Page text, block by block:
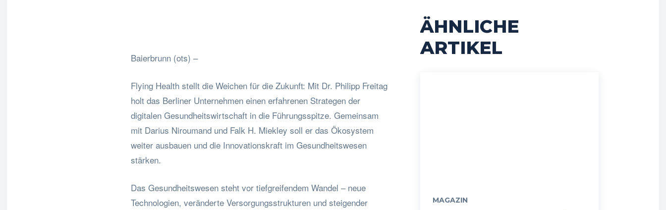
WhatsApp
Baierbrunn (ots) –
Flying Health stellt die Weichen für die Zukunft: Mit Dr. Philipp Freitag
holt das Berliner Unternehmen einen erfahrenen Strategen der
digitalen Gesundheitswirtschaft in die Führungsspitze. Gemeinsam
mit Darius Niroumand und Falk H. Miekley soll er das Ökosystem
weiter ausbauen und die Innovationskraft im Gesundheitswesen
stärken.
Das Gesundheitswesen steht vor tiefgreifendem Wandel – neue
Technologien, veränderte Versorgungsstrukturen und steigender
ÄHNLICHE
ARTIKEL
MAGAZIN